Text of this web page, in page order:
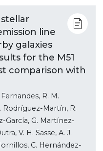
line
galaxies
for the M51
comparison with
R. M.
Rodríguez-Martín, R.
García, G. Martínez-
V. H. Sasse, A. J.
C. Hernández-